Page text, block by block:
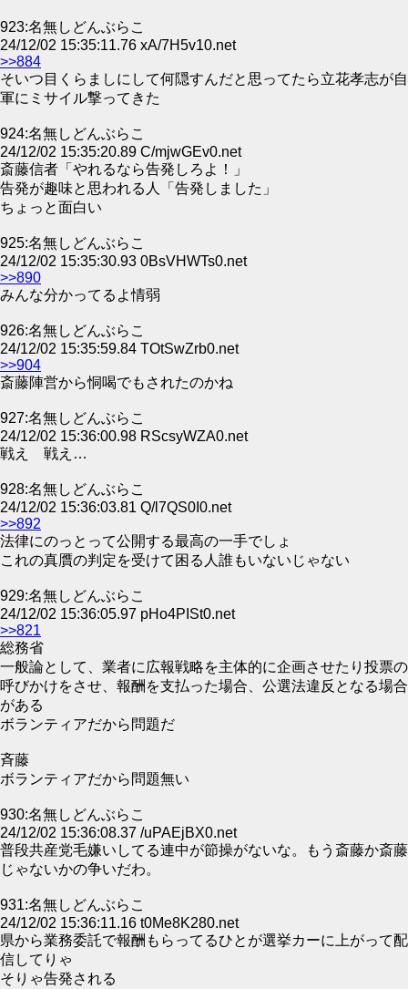
923:名無しどんぶらこ
24/12/02 15:35:11.76 xA/7H5v10.net
>>884
そいつ目くらましにして何隠すんだと思ってたら立花孝志が自
軍にミサイル撃ってきた
924:名無しどんぶらこ
24/12/02 15:35:20.89 C/mjwGEv0.net
斎藤信者「やれるなら告発しろよ！」
告発が趣味と思われる人「告発しました」
ちょっと面白い
925:名無しどんぶらこ
24/12/02 15:35:30.93 0BsVHWTs0.net
>>890
みんな分かってるよ情弱
926:名無しどんぶらこ
24/12/02 15:35:59.84 TOtSwZrb0.net
>>904
斎藤陣営から恫喝でもされたのかね
927:名無しどんぶらこ
24/12/02 15:36:00.98 RScsyWZA0.net
戦え 戦え…
928:名無しどんぶらこ
24/12/02 15:36:03.81 Q/l7QS0I0.net
>>892
法律にのっとって公開する最高の一手でしょ
これの真贋の判定を受けて困る人誰もいないじゃない
929:名無しどんぶらこ
24/12/02 15:36:05.97 pHo4PISt0.net
>>821
総務省
一般論として、業者に広報戦略を主体的に企画させたり投票の
呼びかけをさせ、報酬を支払った場合、公選法違反となる場合
がある
ボランティアだから問題だ
斉藤
ボランティアだから問題無い
930:名無しどんぶらこ
24/12/02 15:36:08.37 /uPAEjBX0.net
普段共産党毛嫌いしてる連中が節操がないな。もう斎藤か斎藤
じゃないかの争いだわ。
931:名無しどんぶらこ
24/12/02 15:36:11.16 t0Me8K280.net
県から業務委託で報酬もらってるひとが選挙カーに上がって配
信してりゃ
そりゃ告発される